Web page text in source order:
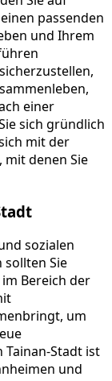
passenden
und Ihrem
einer
sich gründlich
mit der
denen Sie
sozialen
sollten Sie
Bereich der
um
Tainan-Stadt ist
und